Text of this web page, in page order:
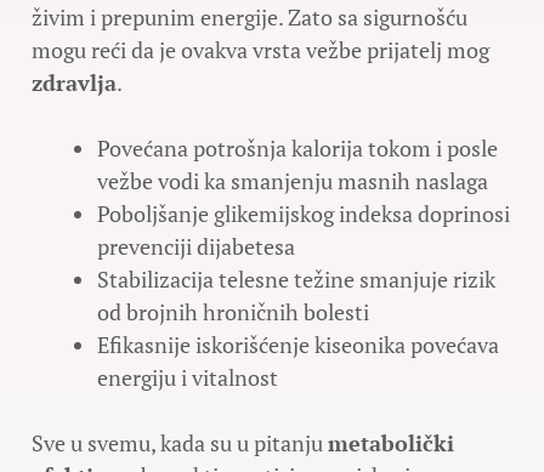
živim i prepunim energije. Zato sa sigurnošću
mogu reći da je ovakva vrsta vežbe prijatelj mog
zdravlja.
Povećana potrošnja kalorija tokom i posle
vežbe vodi ka smanjenju masnih naslaga
Poboljšanje glikemijskog indeksa doprinosi
prevenciji dijabetesa
Stabilizacija telesne težine smanjuje rizik
od brojnih hroničnih bolesti
Efikasnije iskorišćenje kiseonika povećava
energiju i vitalnost
Sve u svemu, kada su u pitanju metabolički